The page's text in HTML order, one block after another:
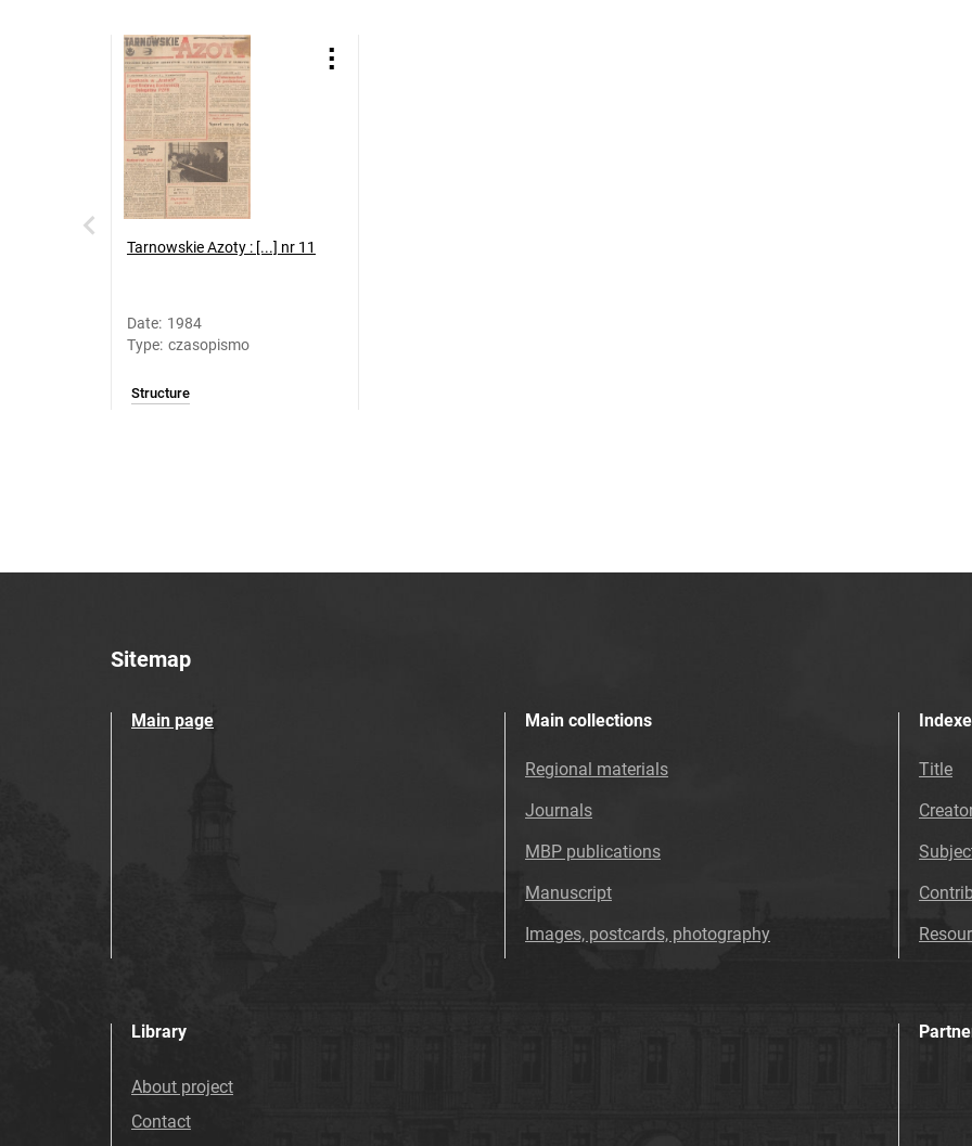
Tarnowskie Azoty : [...] nr 11
Date: 1984
Type: czasopismo
Structure
Sitemap
Main page Main collections
Regional materials
Journals
MBP publications
Manuscript
Images, postcards, photography
Title
Library
About project
Contact